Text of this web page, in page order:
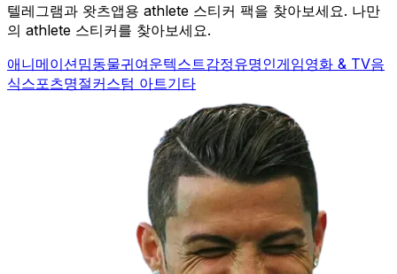
텔레그램과 왓츠앱용 athlete 스티커 팩을 찾아보세요. 나만
의 athlete 스티커를 찾아보세요.
애니메이션밈동물귀여운텍스트감정유명인게임영화 & TV음
식스포츠명절커스텀 아트기타